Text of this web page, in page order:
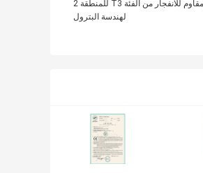
مولد مقاوم للانفجار من الفئة T3 للمنطقة 2
لهندسة البترول